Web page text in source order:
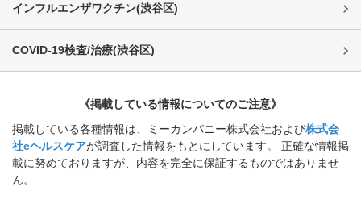
インフルエンザワクチン(渋谷区)
COVID-19検査/治療(渋谷区)
《掲載している情報についてのご注意》
掲載している各種情報は、ミーカンパニー株式会社および株式会
社eヘルスケアが調査した情報をもとにしています。 正確な情報掲
載に努めておりますが、内容を完全に保証するものではありませ
ん。